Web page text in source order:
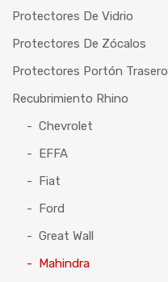
Protectores De Vidrio
Protectores De Zócalos
Protectores Portón Trasero
Recubrimiento Rhino
Chevrolet
EFFA
Fiat
Ford
Great Wall
Mahindra